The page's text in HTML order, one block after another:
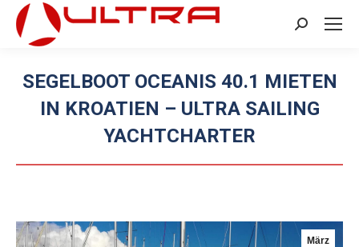
Search:
SEGELBOOT OCEANIS 40.1 MIETEN
IN KROATIEN – ULTRA SAILING
YACHTCHARTER
Sie befinden sich hier:
März